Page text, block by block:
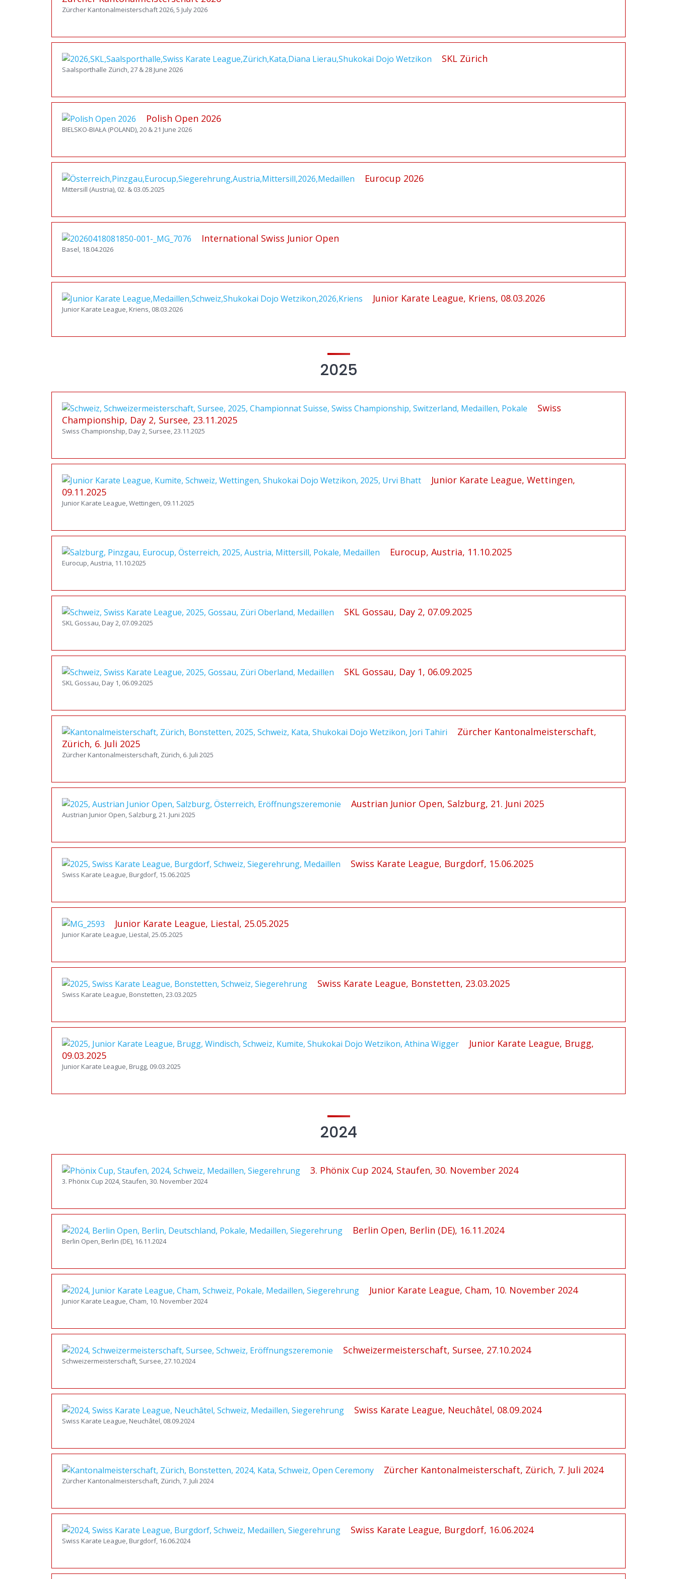
Zürcher Kantonalmeisterschaft 2026, 5 July 2026
SKL Zürich
Saalsporthalle Zürich, 27 & 28 June 2026
Polish Open 2026
BIELSKO-BIAŁA (POLAND), 20 & 21 June 2026
Eurocup 2026
Mittersill (Austria), 02. & 03.05.2025
International Swiss Junior Open
Basel, 18.04.2026
Junior Karate League, Kriens, 08.03.2026
Junior Karate League, Kriens, 08.03.2026
2025
Swiss
Championship, Day 2, Sursee, 23.11.2025
Swiss Championship, Day 2, Sursee, 23.11.2025
Junior Karate League, Wettingen,
09.11.2025
Junior Karate League, Wettingen, 09.11.2025
Eurocup, Austria, 11.10.2025
Eurocup, Austria, 11.10.2025
SKL Gossau, Day 2, 07.09.2025
SKL Gossau, Day 2, 07.09.2025
SKL Gossau, Day 1, 06.09.2025
SKL Gossau, Day 1, 06.09.2025
Zürcher Kantonalmeisterschaft,
Zürich, 6. Juli 2025
Zürcher Kantonalmeisterschaft, Zürich, 6. Juli 2025
Austrian Junior Open, Salzburg, 21. Juni 2025
Austrian Junior Open, Salzburg, 21. Juni 2025
Swiss Karate League, Burgdorf, 15.06.2025
Swiss Karate League, Burgdorf, 15.06.2025
Junior Karate League, Liestal, 25.05.2025
Junior Karate League, Liestal, 25.05.2025
Swiss Karate League, Bonstetten, 23.03.2025
Swiss Karate League, Bonstetten, 23.03.2025
Junior Karate League, Brugg,
09.03.2025
Junior Karate League, Brugg, 09.03.2025
2024
3. Phönix Cup 2024, Staufen, 30. November 2024
3. Phönix Cup 2024, Staufen, 30. November 2024
Berlin Open, Berlin (DE), 16.11.2024
Berlin Open, Berlin (DE), 16.11.2024
Junior Karate League, Cham, 10. November 2024
Junior Karate League, Cham, 10. November 2024
Schweizermeisterschaft, Sursee, 27.10.2024
Schweizermeisterschaft, Sursee, 27.10.2024
Swiss Karate League, Neuchâtel, 08.09.2024
Swiss Karate League, Neuchâtel, 08.09.2024
Zürcher Kantonalmeisterschaft, Zürich, 7. Juli 2024
Zürcher Kantonalmeisterschaft, Zürich, 7. Juli 2024
Swiss Karate League, Burgdorf, 16.06.2024
Swiss Karate League, Burgdorf, 16.06.2024